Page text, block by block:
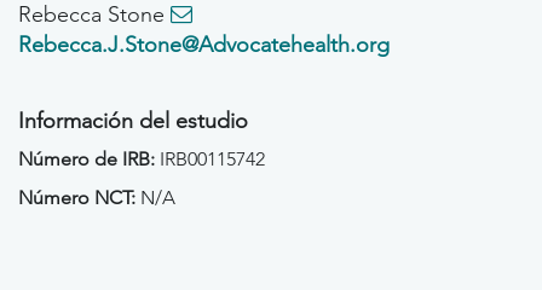
Rebecca Stone
Rebecca.J.Stone@Advocatehealth.org
Información del estudio
Número de IRB: IRB00115742
Número NCT: N/A